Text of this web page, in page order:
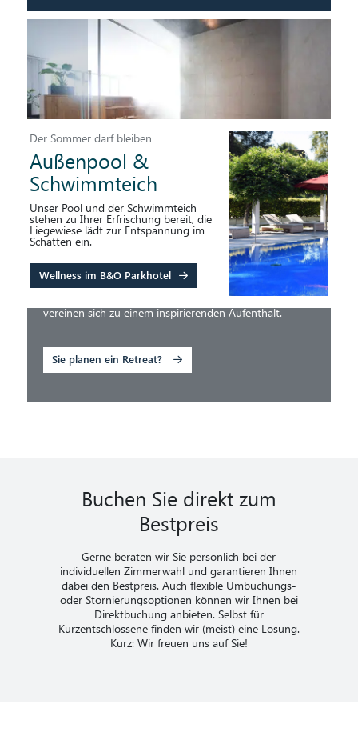
Der Sommer darf bleiben
Außenpool &
Schwimmteich
Unser Pool und der Schwimmteich
stehen zu Ihrer Erfrischung bereit, die
Liegewiese lädt zur Entspannung im
Schatten ein.
Wellness im B&O Parkhotel
Detox für die Seele
Im herrlichen Mangfalltal lässt sich eines besonders gut:
entspannen! Mit Blick auf das Alpenpanorama sind
Retreats im B&O Parkhotel ein ganzheitliches Reset für
die Seele – großzügige Räume, unsere einladende
Parklandschaft sowie die Nähe zu unberührter Natur
vereinen sich zu einem inspirierenden Aufenthalt.
Sie planen ein Retreat?
Buchen Sie direkt zum
Bestpreis
Gerne beraten wir Sie persönlich bei der
individuellen Zimmerwahl und garantieren Ihnen
dabei den Bestpreis. Auch flexible Umbuchungs-
oder Stornierungsoptionen können wir Ihnen bei
Direktbuchung anbieten. Selbst für
Kurzentschlossene finden wir (meist) eine Lösung.
Kurz: Wir freuen uns auf Sie!